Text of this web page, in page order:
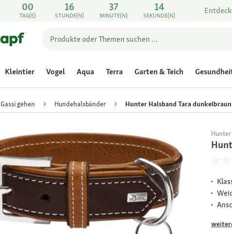
00
TAG(E)
16
STUNDE(N)
37
MINUTE(N)
14
SEKUNDE(N)
Kleintier Vogel Aqua Terra Garten & Teich
Gassi gehen Hundehalsbänder Hunter Halsband Tara dunkelbraun